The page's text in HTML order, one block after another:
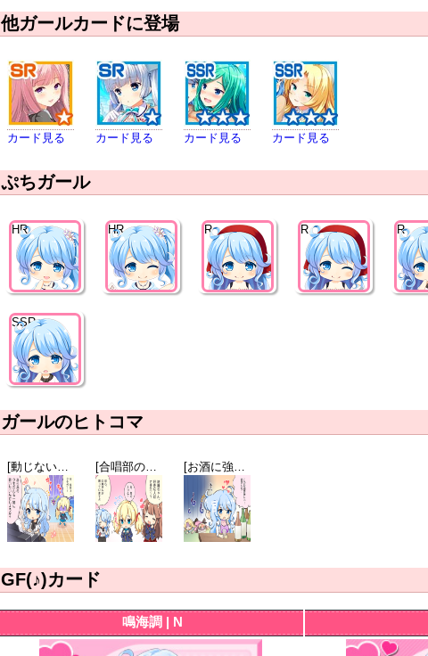
他ガールカードに登場
カード見る カード見る カード見る カード見る
ぷちガール
HR HR R R R
SSR
ガールのヒトコマ
GF(♪)カード
鳴海調 | N